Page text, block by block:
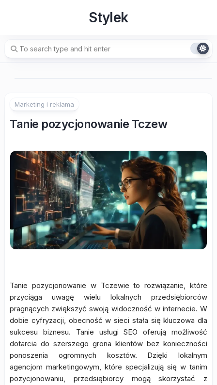
Stylek
Marketing i reklama
Tanie pozycjonowanie Tczew
Tanie pozycjonowanie w Tczewie to rozwiązanie, które
przyciąga uwagę wielu lokalnych przedsiębiorców
pragnących zwiększyć swoją widoczność w internecie. W
dobie cyfryzacji, obecność w sieci stała się kluczowa dla
sukcesu biznesu. Tanie usługi SEO oferują możliwość
dotarcia do szerszego grona klientów bez konieczności
ponoszenia ogromnych kosztów. Dzięki lokalnym
agencjom marketingowym, które specjalizują się w tanim
pozycjonowaniu, przedsiębiorcy mogą skorzystać z